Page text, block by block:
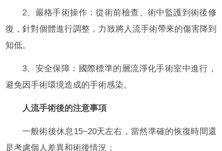
2、嚴格手術操作：從術前檢查、術中監護到術後修
復，針對個體進行調整，力致將人流手術帶來的傷害降到
知低。
3、安全保障：國際標準的層流淨化手術室中進行，
避免因手術環境造成的手術感染。
人流手術後的注意事項
一般術後休息15~20天左右，當然準確的恢復時間還
是考慮個人差異和術後情況；